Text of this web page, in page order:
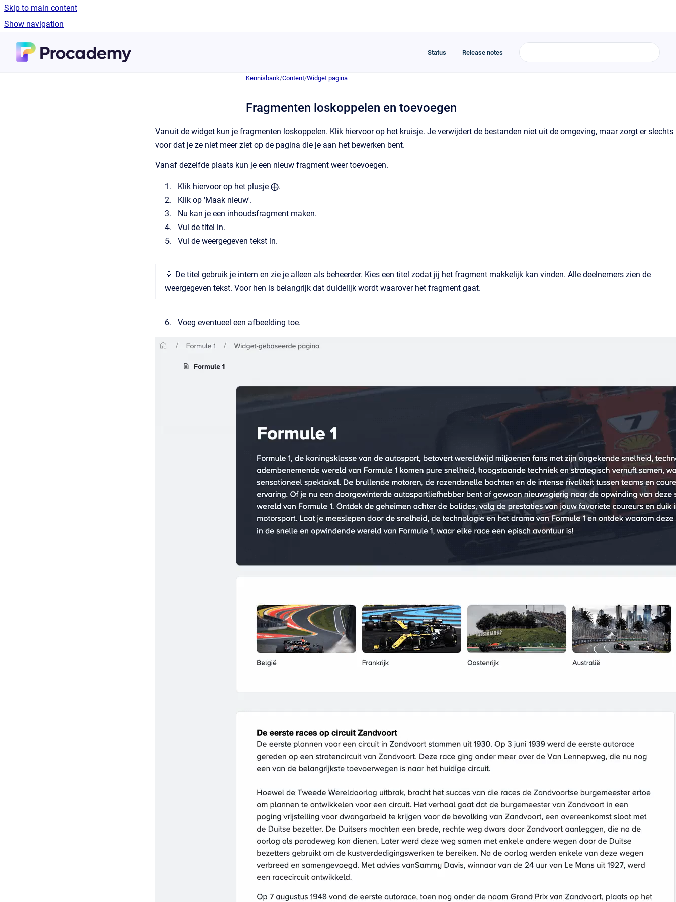
Skip to main content
Show navigation
Status Release notes
Kennisbank/Content/Widget pagina
Fragmenten loskoppelen en toevoegen
Vanuit de widget kun je fragmenten loskoppelen. Klik hiervoor op het kruisje. Je verwijdert de bestanden niet uit de omgeving, maar zorgt er slechts
voor dat je ze niet meer ziet op de pagina die je aan het bewerken bent.
Vanaf dezelfde plaats kun je een nieuw fragment weer toevoegen.
Klik hiervoor op het plusje ⨁.
Klik op 'Maak nieuw'.
Nu kan je een inhoudsfragment maken.
Vul de titel in.
Vul de weergegeven tekst in.
💡 De titel gebruik je intern en zie je alleen als beheerder. Kies een titel zodat jij het fragment makkelijk kan vinden. Alle deelnemers zien de
weergegeven tekst. Voor hen is belangrijk dat duidelijk wordt waarover het fragment gaat.
Voeg eventueel een afbeelding toe.